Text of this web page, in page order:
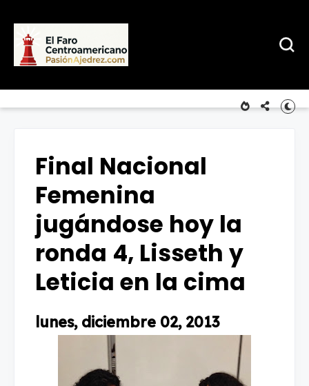
Final Nacional
Femenina
jugándose hoy la
ronda 4, Lisseth y
Leticia en la cima
lunes, diciembre 02, 2013